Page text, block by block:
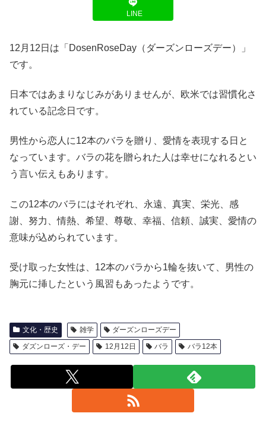
LINE
12月12日は「DosenRoseDay（ダーズンローズデー）」
です。
日本ではあまりなじみがありませんが、欧米では習慣化さ
れている記念日です。
男性から恋人に12本のバラを贈り、愛情を表現する日と
なっています。バラの花を贈られた人は幸せになれるとい
う言い伝えもあります。
この12本のバラにはそれぞれ、永遠、真実、栄光、感
謝、努力、情熱、希望、尊敬、幸福、信頼、誠実、愛情の
意味が込められています。
受け取った女性は、12本のバラから1輪を抜いて、男性の
胸元に挿したという風習もあったようです。
文化・歴史 雑学
ダーズンローズデー
ダズンローズ・デー
12月12日 バラ バラ12本